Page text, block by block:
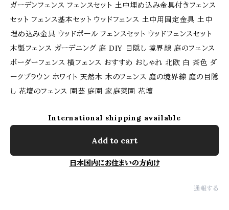
ガーデンフェンス フェンスセット 土中埋め込み金具付きフェンス
セット フェンス基本セット ウッドフェンス 土中用固定金具 土中
埋め込み金具 ウッドポール フェンスセット ウッドフェンスセット
木製フェンス ガーデニング 庭 DIY 目隠し 境界線 庭のフェンス
ボーダーフェンス 横フェンス おすすめ おしゃれ 北欧 白 茶色 ダ
ークブラウン ホワイト 天然木 木のフェンス 庭の境界線 庭の目隠
し 花壇のフェンス 園芸 庭園 家庭菜園 花壇
International shipping available
Add to cart
日本国内にお住まいの方向け
通報する